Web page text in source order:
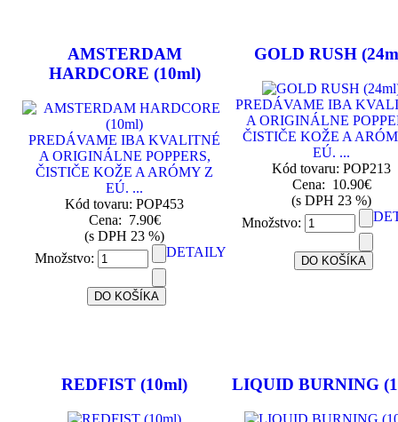
AMSTERDAM
HARDCORE (10ml)
PREDÁVAME IBA KVALITNÉ
A ORIGINÁLNE POPPERS,
ČISTIČE KOŽE A ARÓMY Z
EÚ. ...
Kód tovaru: POP453
Cena: 7.90€
(s DPH 23 %)
Množstvo:
DETAILY
GOLD RUSH
PREDÁVAME IBA
A ORIGINÁLNE
ČISTIČE KOŽE A
EÚ. ...
Kód tovaru: POP213
Cena: 10.90€
(s DPH 23 %)
Množstvo:
REDFIST (10ml) LIQUID BURNING